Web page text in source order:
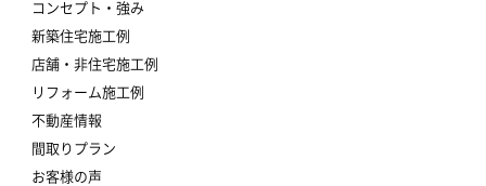
コンセプト・強み
新築住宅施工例
店舗・非住宅施工例
リフォーム施工例
不動産情報
間取りプラン
お客様の声